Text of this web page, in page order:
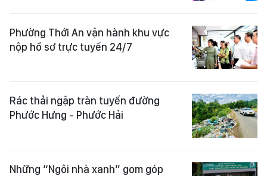
Phường Thới An vận hành khu vực
nộp hồ sơ trực tuyến 24/7
Rác thải ngập tràn tuyến đường
Phước Hưng - Phước Hải
Những “Ngôi nhà xanh” gom góp